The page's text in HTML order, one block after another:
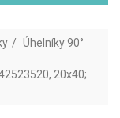
Úhelníky 90°
20x40;